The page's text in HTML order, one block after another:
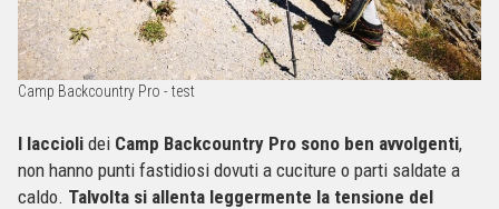
Camp Backcountry Pro - test
I laccioli dei Camp Backcountry Pro sono ben avvolgenti,
non hanno punti fastidiosi dovuti a cuciture o parti saldate a
caldo. Talvolta si allenta leggermente la tensione del